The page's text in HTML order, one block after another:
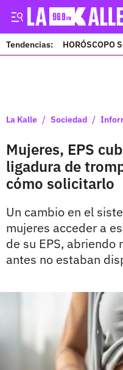
Tendencias: HORÓSCOPO
La Kalle / Sociedad /
Mujeres, EPS
ligadura de
cómo solicitarlo
Un cambio en el
mujeres acceder a
de su EPS, abriendo
antes no estaban